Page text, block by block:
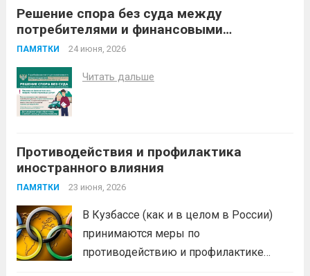
школьник.Его придумал Владимир Токарев, 15 —
летний школьник из Москвы....Читать дальше
Решение спора без суда между
потребителями и финансовыми
организациями
ПАМЯТКИ 24 июня, 2026
Читать дальше
Противодействия и профилактика
иностранного влияния
ПАМЯТКИ 23 июня, 2026
В Кузбассе (как и в целом в России)
принимаются меры по
противодействию и профилактике